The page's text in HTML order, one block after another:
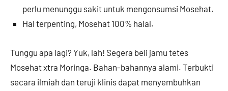
perlu menunggu sakit untuk mengonsumsi Mosehat.
Hal terpenting, Mosehat 100% halal.
Tunggu apa lagi? Yuk, lah! Segera beli jamu tetes
Mosehat xtra Moringa. Bahan-bahannya alami. Terbukti
secara ilmiah dan teruji klinis dapat menyembuhkan